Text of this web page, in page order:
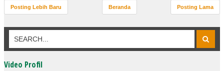
Posting Lebih Baru Posting Lama
Beranda
Video Profil